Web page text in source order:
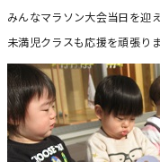
みんなマラソン大会当日を迎
未満児クラスも応援を頑張り